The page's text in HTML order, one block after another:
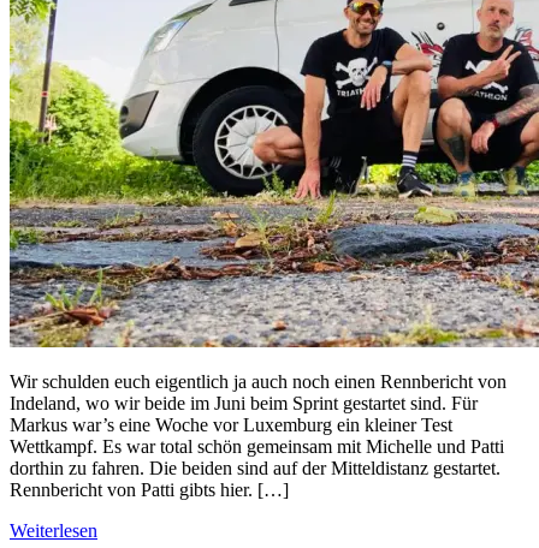
Wir schulden euch eigentlich ja auch noch einen Rennbericht von
Indeland, wo wir beide im Juni beim Sprint gestartet sind. Für
Markus war’s eine Woche vor Luxemburg ein kleiner Test
Wettkampf. Es war total schön gemeinsam mit Michelle und Patti
dorthin zu fahren. Die beiden sind auf der Mitteldistanz gestartet.
Rennbericht von Patti gibts hier. […]
Weiterlesen